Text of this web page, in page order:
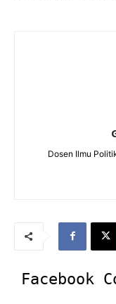
Dosen Ilmu
Facebook